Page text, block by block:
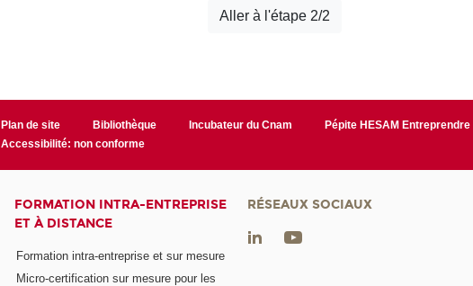
Plan de site Bibliothèque Incubateur du Cnam Pépite HESAM Entreprendre
Accessibilité: non conforme
FORMATION INTRA-ENTREPRISE
ET À DISTANCE
Formation intra-entreprise et sur mesure
Micro-certification sur mesure pour les
RÉSEAUX SOCIAUX